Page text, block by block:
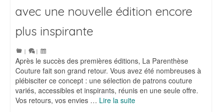
avec une nouvelle édition encore
plus inspirante
| |
Après le succès des premières éditions, La Parenthèse
Couture fait son grand retour. Vous avez été nombreuses à
plébisciter ce concept : une sélection de patrons couture
variés, accessibles et inspirants, réunis en une seule offre.
Vos retours, vos envies … Lire la suite